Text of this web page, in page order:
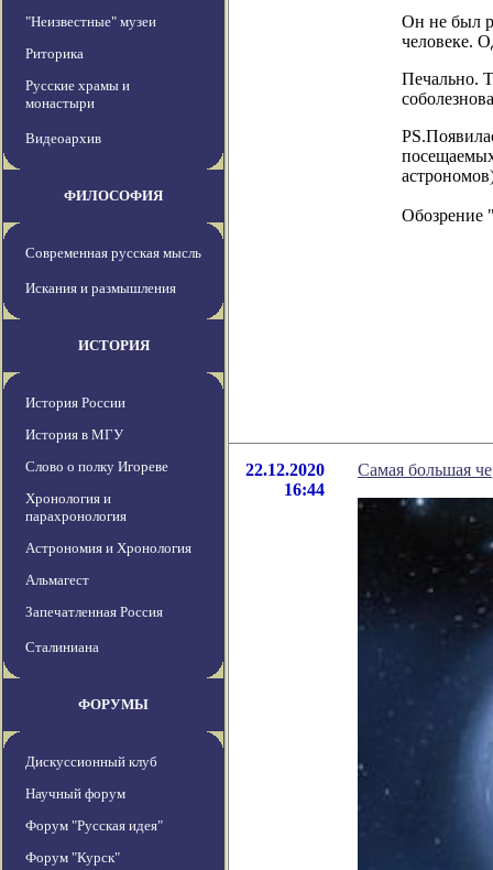
"Неизвестные" музеи
Риторика
Русские храмы и
монастыри
Видеоархив
ФИЛОСОФИЯ
Современная русская мысль
Искания и размышления
ИСТОРИЯ
История России
История в МГУ
Слово о полку Игореве
Хронология и
парахронология
Астрономия и Хронология
Альмагест
Запечатленная Россия
Сталиниана
ФОРУМЫ
Дискуссионный клуб
Научный форум
Форум "Русская идея"
Форум "Курск"
Он не был
человеке.
Печально.
Обозрение
22.12.2020
16:44
Самая большая